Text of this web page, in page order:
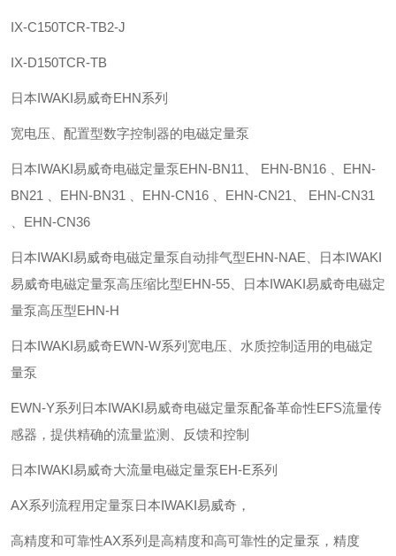
IX-C150TCR-TB2-J
IX-D150TCR-TB
日本IWAKI易威奇EHN系列
宽电压、配置型数字控制器的电磁定量泵
日本IWAKI易威奇电磁定量泵EHN-BN11、 EHN-BN16 、EHN-
BN21 、EHN-BN31 、EHN-CN16 、EHN-CN21、 EHN-CN31
、EHN-CN36
日本IWAKI易威奇电磁定量泵自动排气型EHN-NAE、日本IWAKI
易威奇电磁定量泵高压缩比型EHN-55、日本IWAKI易威奇电磁定
量泵高压型EHN-H
日本IWAKI易威奇EWN-W系列宽电压、水质控制适用的电磁定
量泵
EWN-Y系列日本IWAKI易威奇电磁定量泵配备革命性EFS流量传
感器，提供精确的流量监测、反馈和控制
日本IWAKI易威奇大流量电磁定量泵EH-E系列
AX系列流程用定量泵日本IWAKI易威奇，
高精度和可靠性AX系列是高精度和高可靠性的定量泵，精度